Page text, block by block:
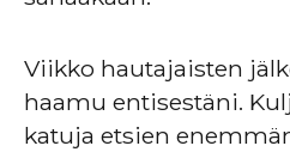
Viikko hautajaisten
haamu entisestäni.
katuja etsien